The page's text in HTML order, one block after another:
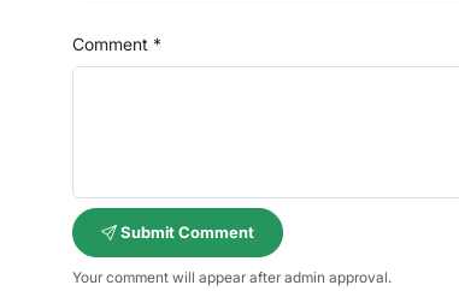
Comment *
Submit Comment
Your comment will appear after admin approval.